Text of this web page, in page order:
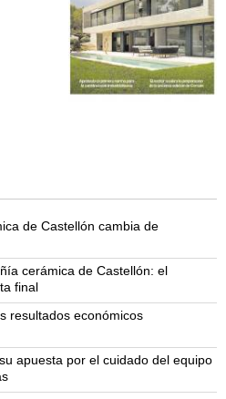
de Castellón cambia de
cerámica de Castellón: el
final
resultados económicos
apuesta por el cuidado del equipo